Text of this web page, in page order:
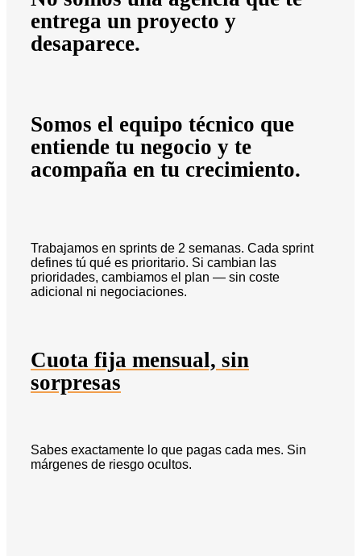
entrega un proyecto y
desaparece.
Somos el equipo técnico que
entiende tu negocio y te
acompaña en tu crecimiento.
Trabajamos en sprints de 2 semanas. Cada sprint
defines tú qué es prioritario. Si cambian las
prioridades, cambiamos el plan — sin coste
adicional ni negociaciones.
Cuota fija mensual, sin
sorpresas
Sabes exactamente lo que pagas cada mes. Sin
márgenes de riesgo ocultos.